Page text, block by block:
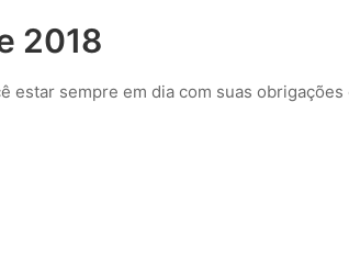
2018
estar sempre em dia com suas obrigações